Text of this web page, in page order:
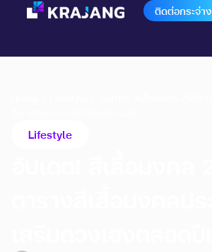
ติดต่อกระจ่าง
Lifestyle